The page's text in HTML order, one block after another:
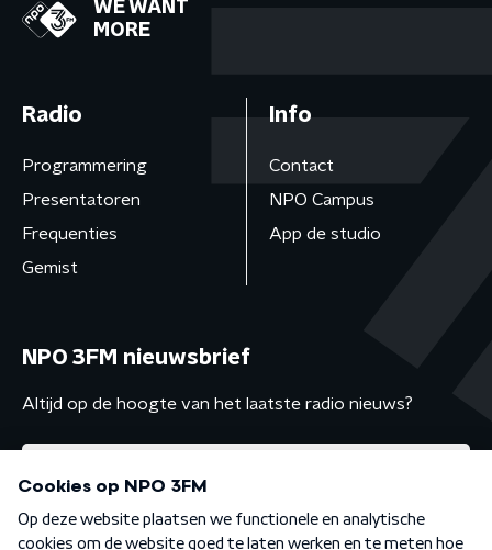
WE WANT
MORE
Radio
Programmering
Presentatoren
Frequenties
Gemist
Info
Contact
NPO Campus
App de studio
NPO 3FM nieuwsbrief
Altijd op de hoogte van het laatste radio nieuws?